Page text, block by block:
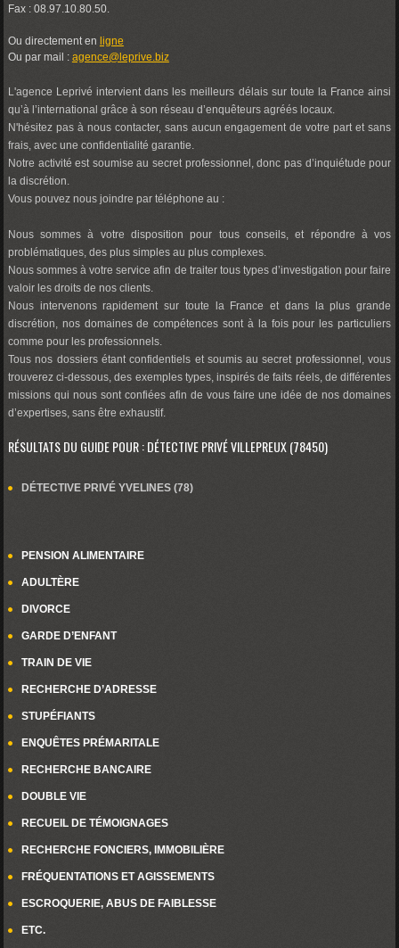
Fax : 08.97.10.80.50.
Ou directement en ligne
Ou par mail : agence@leprive.biz
L'agence Leprivé intervient dans les meilleurs délais sur toute la France ainsi
qu’à l’international grâce à son réseau d’enquêteurs agréés locaux.
N'hésitez pas à nous contacter, sans aucun engagement de votre part et sans
frais, avec une confidentialité garantie.
Notre activité est soumise au secret professionnel, donc pas d’inquiétude pour
la discrétion.
Vous pouvez nous joindre par téléphone au :
Nous sommes à votre disposition pour tous conseils, et répondre à vos
problématiques, des plus simples au plus complexes.
Nous sommes à votre service afin de traiter tous types d’investigation pour faire
valoir les droits de nos clients.
Nous intervenons rapidement sur toute la France et dans la plus grande
discrétion, nos domaines de compétences sont à la fois pour les particuliers
comme pour les professionnels.
Tous nos dossiers étant confidentiels et soumis au secret professionnel, vous
trouverez ci-dessous, des exemples types, inspirés de faits réels, de différentes
missions qui nous sont confiées afin de vous faire une idée de nos domaines
d’expertises, sans être exhaustif.
RÉSULTATS DU GUIDE POUR : DÉTECTIVE PRIVÉ VILLEPREUX (78450)
DÉTECTIVE PRIVÉ YVELINES (78)
PENSION ALIMENTAIRE
ADULTÈRE
DIVORCE
GARDE D’ENFANT
TRAIN DE VIE
RECHERCHE D’ADRESSE
STUPÉFIANTS
ENQUÊTES PRÉMARITALE
RECHERCHE BANCAIRE
DOUBLE VIE
RECUEIL DE TÉMOIGNAGES
RECHERCHE FONCIERS, IMMOBILIÈRE
FRÉQUENTATIONS ET AGISSEMENTS
ESCROQUERIE, ABUS DE FAIBLESSE
ETC.